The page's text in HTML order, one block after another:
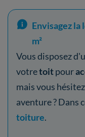
Envisagez
m²
Vous disposez
votretoitpour
mais vous
aventure ? Dans
toiture.